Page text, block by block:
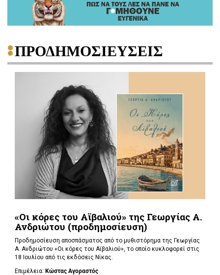
ΠΡΟΔΗΜΟΣΙΕΥΣΕΙΣ
«Οι κόρες του Αϊβαλιού» της Γεωργίας Α.
Ανδριώτου (προδημοσίευση)
Προδημοσίευση αποσπάσματος από το μυθιστόρημα της Γεωργίας
Α. Ανδριώτου «Οι κόρες του Αϊβαλιού», το οποίο κυκλοφορεί στις
18 Ιουλίου από τις εκδόσεις Νίκας.
Επιμέλεια: Κώστας Αγοραστός